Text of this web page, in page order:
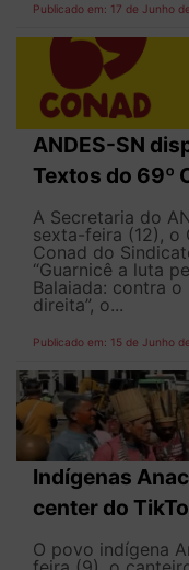
Publicado em: 17 de Junho
ANDES-SN
Textos do 69º
A Secretaria do
sexta-feira (12), o
Conad do
“Guarnicê a luta
Balaiada: contra
direita”, o...
Publicado em: 15 de Junho
Indígenas
center do
O povo indígena